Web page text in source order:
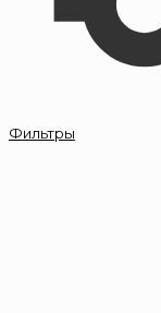
Фильтры